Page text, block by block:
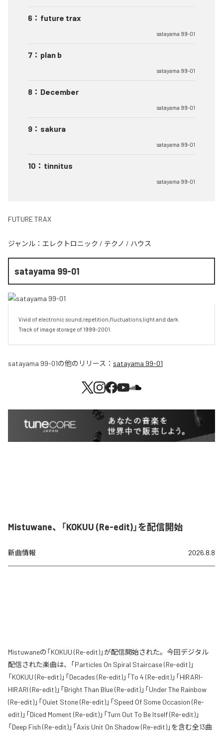
6 ： future trax
satayama 99-01
7 ： plan b
satayama 99-01
8 ： December
satayama 99-01
9 ： sakura
satayama 99-01
10 ： tinnitus
satayama 99-01
FUTURE TRAX
ジャンル： エレクトロニック / テクノ / ハウス
satayama 99-01
Vivid of electronic sound,repetition,fluctuations,light and dark.
Track of image storage of 1999-2001.
satayama 99-01の他のリリース： satayama 99-01
Mistuwane、「KOKUU (Re-edit)」を配信開始
新曲情報 2026.8.8
Mistuwaneの「KOKUU (Re-edit)」が配信開始された。今回デジタル
配信された楽曲は、「Particles On Spiral Staircase (Re-edit)」
「KOKUU (Re-edit)」「Decades (Re-edit)」「To 4 (Re-edit)」「HIRARI-
HIRARI (Re-edit)」「Bright Than Blue (Re-edit)」「Under The Rainbow
(Re-edit)」「Quiet Stone (Re-edit)」「Speed Of Some Occasion (Re-
edit)」「Diced Moment (Re-edit)」「Turn Out To Be Itself (Re-edit)」
「Deep Fish (Re-edit)」「Axis Unit On Shadow (Re-edit)」を含む全13曲